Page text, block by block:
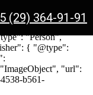
b232-
"Person",
{ "@type":
"url":
b561-
(29) 364-91-91